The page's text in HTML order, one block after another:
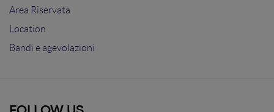
Area Riservata
Location
Bandi e agevolazioni